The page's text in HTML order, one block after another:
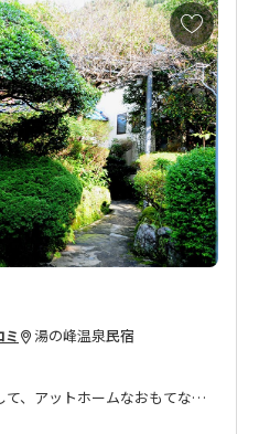
お
気
に
入
り
に
追
加
ミ 湯の峰温泉民宿
、アットホームなおもてなし